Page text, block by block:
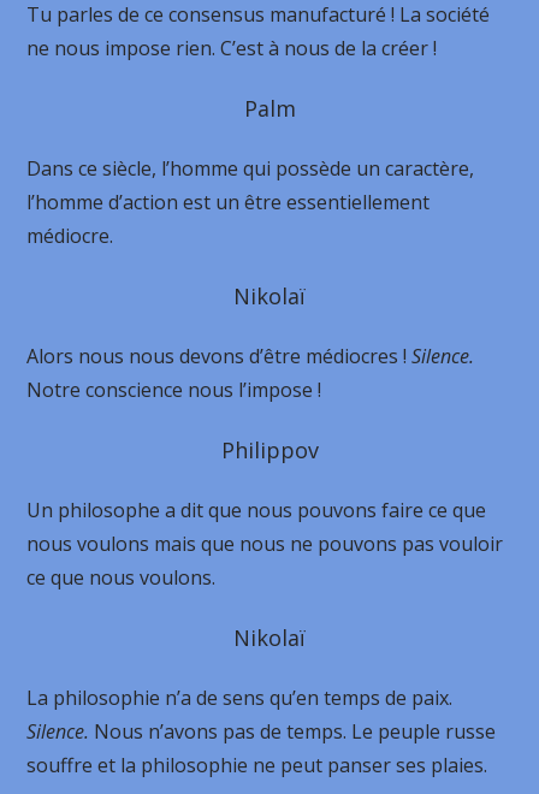
Tu parles de ce consensus manufacturé ! La société
ne nous impose rien. C’est à nous de la créer !
Palm
Dans ce siècle, l’homme qui possède un caractère,
l’homme d’action est un être essentiellement
médiocre.
Nikolaï
Alors nous nous devons d’être médiocres !Silence.
Notre conscience nous l’impose !
Philippov
Un philosophe a dit que nous pouvons faire ce que
nous voulons mais que nous ne pouvons pas vouloir
ce que nous voulons.
Nikolaï
La philosophie n’a de sens qu’en temps de paix.
Silence. Nous n’avons pas de temps. Le peuple russe
souffre et la philosophie ne peut panser ses plaies.